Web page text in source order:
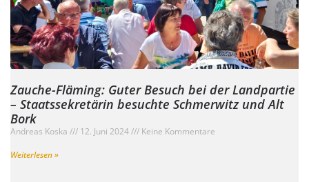
Zauche-Fläming: Guter Besuch bei der Landpartie
– Staatssekretärin besuchte Schmerwitz und Alt
Bork
Andreas Koska 12. Juni 2024
Keine Kommentare
Weiterlesen »